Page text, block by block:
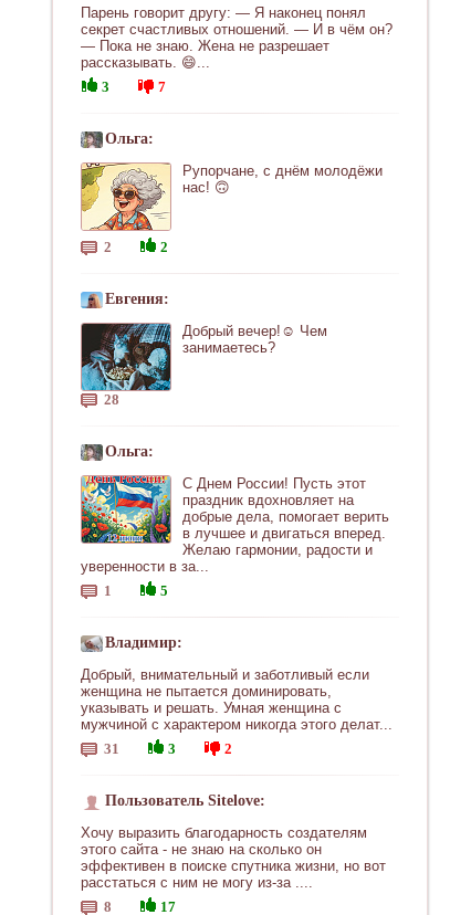
Парень говорит другу: — Я наконец понял
секрет счастливых отношений. — И в чём он?
— Пока не знаю. Жена не разрешает
рассказывать. 😄...
3
7
Ольга:
Рупорчане, с днём молодёжи
нас! 🙃
2 2
Евгения:
Добрый вечер!☺ Чем
занимаетесь?
28
Ольга:
С Днем России! Пусть этот
праздник вдохновляет на
добрые дела, помогает верить
в лучшее и двигаться вперед.
Желаю гармонии, радости и
уверенности в за...
1
5
Владимир:
Добрый, внимательный и заботливый если
женщина не пытается доминировать,
указывать и решать. Умная женщина с
мужчиной с характером никогда этого делат...
31
3 2
Пользователь Sitelove:
Хочу выразить благодарность создателям
этого сайта - не знаю на сколько он
эффективен в поиске спутника жизни, но вот
расстаться с ним не могу из-за ....
8
17